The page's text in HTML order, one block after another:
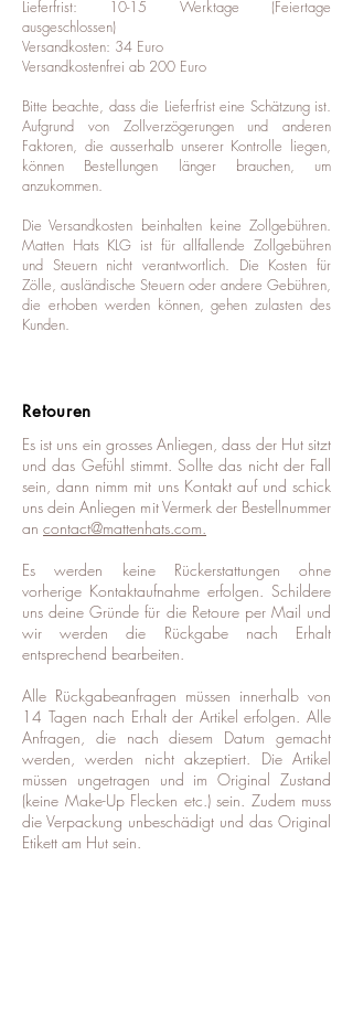
Lieferfrist: 10-15 Werktage (Feiertage
ausgeschlossen)
Versandkosten: 34 Euro
Versandkostenfrei ab 200 Euro
Bitte beachte, dass die Lieferfrist eine Schätzung ist.
Aufgrund von Zollverzögerungen und anderen
Faktoren, die ausserhalb unserer Kontrolle liegen,
können Bestellungen länger brauchen, um
anzukommen.
Die Versandkosten beinhalten keine Zollgebühren.
Matten Hats KLG ist für allfallende Zollgebühren
und Steuern nicht verantwortlich. Die Kosten für
Zölle, ausländische Steuern oder andere Gebühren,
die erhoben werden können, gehen zulasten des
Kunden.
Retouren
Es ist uns ein grosses Anliegen, dass der Hut sitzt
und das Gefühl stimmt. Sollte das nicht der Fall
sein, dann nimm mit uns Kontakt auf und schick
uns dein Anliegen mit Vermerk der Bestellnummer
an contact@mattenhats.com.
Es werden keine Rückerstattungen ohne
vorherige Kontaktaufnahme erfolgen. Schildere
uns deine Gründe für die Retoure per Mail und
wir werden die Rückgabe nach Erhalt
entsprechend bearbeiten.
Alle Rückgabeanfragen müssen innerhalb von
14 Tagen nach Erhalt der Artikel erfolgen. Alle
Anfragen, die nach diesem Datum gemacht
werden, werden nicht akzeptiert. Die Artikel
müssen ungetragen und im Original Zustand
(keine Make-Up Flecken etc.) sein. Zudem muss
die Verpackung unbeschädigt und das Original
Etikett am Hut sein.